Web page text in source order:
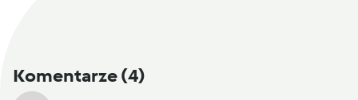
Komentarze(4)